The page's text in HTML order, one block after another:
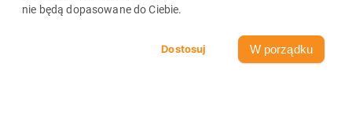
nie będą dopasowane do Ciebie.
W porządku